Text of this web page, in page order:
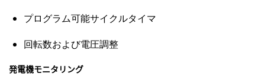
プログラム可能サイクルタイマ
回転数および電圧調整
発電機モニタリング